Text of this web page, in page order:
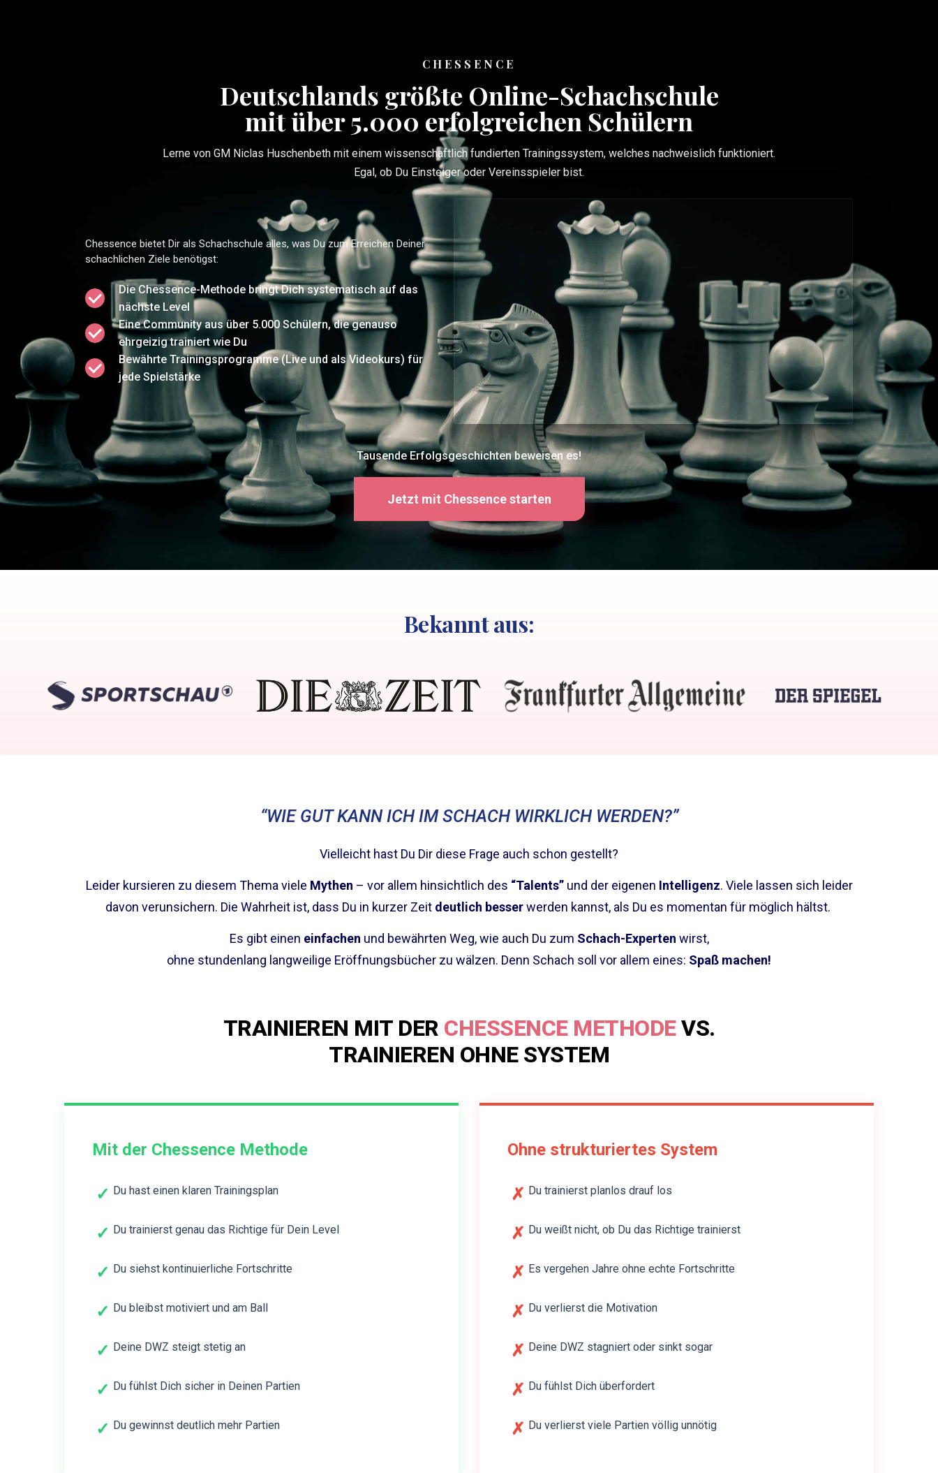
CHESSENCE
Deutschlands größte Online-Schachschule
mit über 5.000 erfolgreichen Schülern
Lerne von GM Niclas Huschenbeth mit einem wissenschaftlich fundierten Trainingssystem, welches nachweislich funktioniert.
Egal, ob Du Einsteiger oder Vereinsspieler bist.
Chessence bietet Dir als Schachschule alles, was Du zum Erreichen Deiner
schachlichen Ziele benötigst:
Die Chessence-Methode bringt Dich systematisch auf das
nächste Level
Eine Community aus über 5.000 Schülern, die genauso
ehrgeizig trainiert wie Du
Bewährte Trainingsprogramme (Live und als Videokurs) für
jede Spielstärke
Tausende Erfolgsgeschichten beweisen es!
Jetzt mit Chessence starten
Bekannt aus:
“WIE GUT KANN ICH IM SCHACH WIRKLICH WERDEN?”
Vielleicht hast Du Dir diese Frage auch schon gestellt?
Leider kursieren zu diesem Thema viele Mythen – vor allem hinsichtlich des “Talents”und der eigenen Intelligenz. Viele lassen sich leider
davon verunsichern. Die Wahrheit ist, dass Du in kurzer Zeit deutlich besserwerden kannst, als Du es momentan für möglich hältst.
Es gibt einen einfachen und bewährten Weg, wie auch Du zum Schach-Experten wirst,
ohne stundenlang langweilige Eröffnungsbücher zu wälzen. Denn Schach soll vor allem eines: Spaß machen!
TRAINIEREN MIT DER CHESSENCE METHODEVS.
TRAINIEREN OHNE SYSTEM
Mit der Chessence Methode
✓ Du hast einen klaren Trainingsplan
✓ Du trainierst genau das Richtige für Dein Level
✓ Du siehst kontinuierliche Fortschritte
✓ Du bleibst motiviert und am Ball
✓ Deine DWZ steigt stetig an
✓ Du fühlst Dich sicher in Deinen Partien
✓ Du gewinnst deutlich mehr Partien
Ohne strukturiertes System
✗ Du trainierst planlos drauf los
✗ Du weißt nicht, ob Du das Richtige trainierst
✗ Es vergehen Jahre ohne echte Fortschritte
✗ Du verlierst die Motivation
✗ Deine DWZ stagniert oder sinkt sogar
✗ Du fühlst Dich überfordert
✗ Du verlierst viele Partien völlig unnötig